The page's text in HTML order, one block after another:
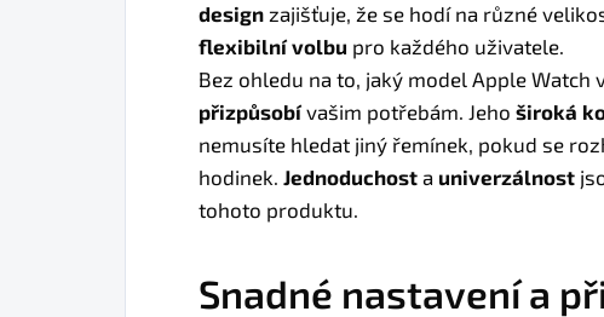
design zajišťuje, že se hodí na různé
flexibilní volbu pro každého uživatele.
Bez ohledu na to, jaký model Apple Watch
přizpůsobí vašim potřebám. Jeho široká
nemusíte hledat jiný řemínek, pokud se
hodinek. Jednoduchost a univerzálnost
tohoto produktu.
Snadné nastavení a